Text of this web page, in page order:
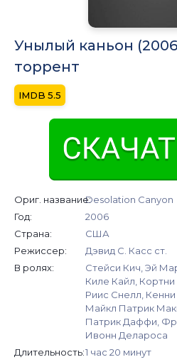
Унылый каньон
торрент
5.5
Ориг. название:Desolation Canyon
Год:
2006
Страна:
США
Режиссер:
Дэвид С. Касс ст.
В ролях:
Стейси Кич, Эй
Киле Кайл,
Риис Снелл,
Майкл Патрик
Патрик Даффи,
Ивонн Делароса
Длительность:1 час 20 минут